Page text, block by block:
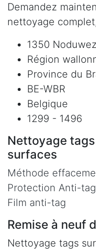
Demandez
nettoyage
1350 Noduwez
Région
Province du
BE-WBR
Belgique
1299 - 1496
Nettoyage
surfaces
Méthode
Protection Anti-tag
Film anti-tag
Remise à neuf
Nettoyage tags